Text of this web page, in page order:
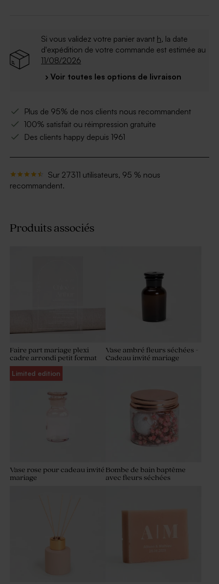
Si vous validez votre panier avant h, la date
d'expédition de votre commande est estimée au
11/08/2026
› Voir toutes les options de livraison
Plus de 95% de nos clients nous recommandent
100% satisfait ou réimpression gratuite
Des clients happy depuis 1961
Sur 27311 utilisateurs, 95 % nous
recommandent.
Produits associés
Faire part mariage plexi
cadre arrondi petit format
Vase ambré fleurs séchées -
Cadeau invité mariage
Limited edition
Vase rose pour cadeau invité
mariage
Bombe de bain baptême
avec fleurs séchées